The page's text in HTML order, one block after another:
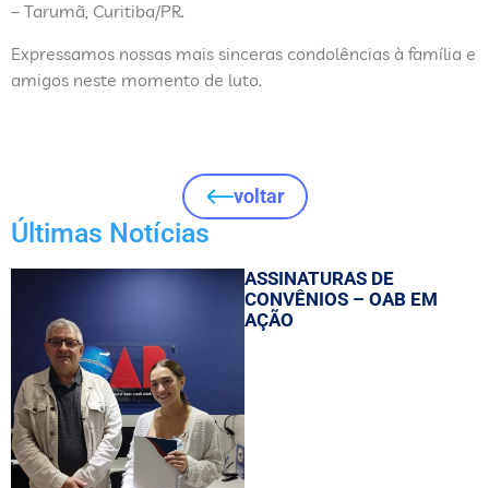
– Tarumã, Curitiba/PR.
Expressamos nossas mais sinceras condolências à família e
amigos neste momento de luto.
voltar
Últimas Notícias
ASSINATURAS DE
CONVÊNIOS – OAB EM
AÇÃO